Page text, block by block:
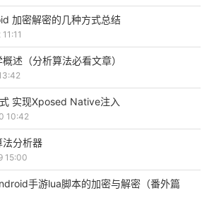
加密解密的几种方式总结
述（分析算法必看文章）
实现Xposed Native注入
10:42
法分析器
15:00
手游lua脚本的加密与解密（番外篇